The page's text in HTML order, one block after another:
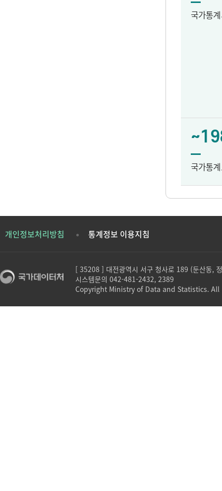
국가통
국가통
개인정보처리방침 통계정보 이용지침
[ 35208 ] 대전광역시 서구 청사로 189 (둔산동,
시스템문의 042-481-2432, 2389
Copyright Ministry of Data and Statistics.